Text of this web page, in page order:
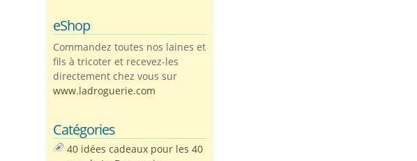
eShop
Commandez toutes nos laines et
fils à tricoter et recevez-les
directement chez vous sur
www.ladroguerie.com
Catégories
40 idées cadeaux pour les 40